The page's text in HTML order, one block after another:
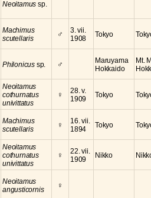
Neoitamus sp.
Machimus
scutellaris
♂
3. vii.
1908
Tokyo
Philonicus sp. ♂
Maruyama
Hokkaido
Mt.
Neoitamus
cothurnatus
univittatus
♀
28. v.
1909
Tokyo
Machimus
scutellaris
♀
16. vii.
1894
Tokyo
Neoitamus
cothurnatus
univittatus
♀
22. vii.
1909
Nikko
Neoitamus
angusticornis
♀